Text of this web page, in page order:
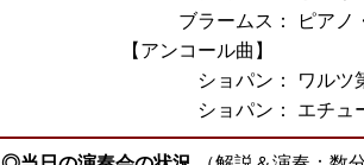
ブラームス：
ピアノ
【アンコール曲】
ショパン：
ワルツ
ショパン：
エチュ